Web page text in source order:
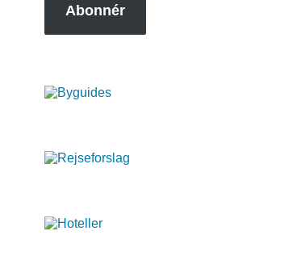
Abonnér